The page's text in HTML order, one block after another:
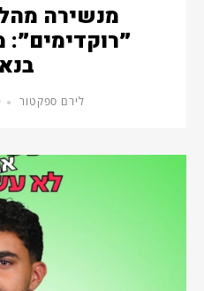
מנשירה
לירם ספקטור